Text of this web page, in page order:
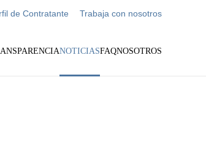
de Contratante Trabaja con nosotros
NOTICIASFAQNOSOTROS